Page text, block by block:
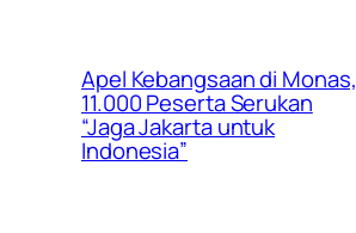
Apel Kebangsaan di Monas,
11.000 Peserta Serukan
“Jaga Jakarta untuk
Indonesia”